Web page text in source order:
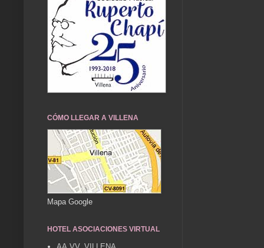
CÓMO LLEGAR A VILLENA
Mapa Google
HOTEL ASOCIACIONES VIRTUAL